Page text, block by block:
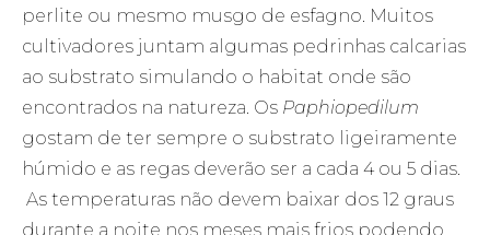
perlite ou mesmo musgo de esfagno. Muitos
cultivadores juntam algumas pedrinhas calcarias
ao substrato simulando o habitat onde são
encontrados na natureza. Os Paphiopedilum
gostam de ter sempre o substrato ligeiramente
húmido e as regas deverão ser a cada 4 ou 5 dias.
As temperaturas não devem baixar dos 12 graus
durante a noite nos meses mais frios podendo